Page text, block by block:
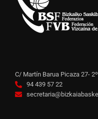
C/ Martín Barua Picaza 27-
94 439 57 22